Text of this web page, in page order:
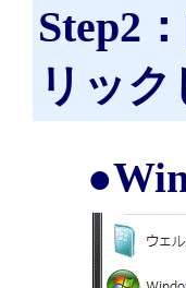
Step2
リッ